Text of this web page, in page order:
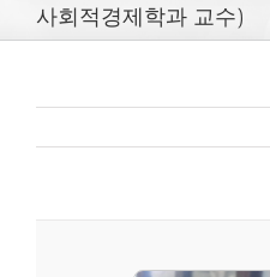
사회적경제학과 교수)